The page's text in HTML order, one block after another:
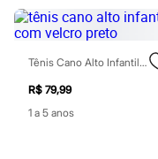
Camisas
Casacos e Jaquetas
Jeans
Moda esportiva
Todos os produtos
Infantil
Em alta
Tênis Cano Alto Infantil Com Velcro Preto
R$ 79,99
1 a 5 anos